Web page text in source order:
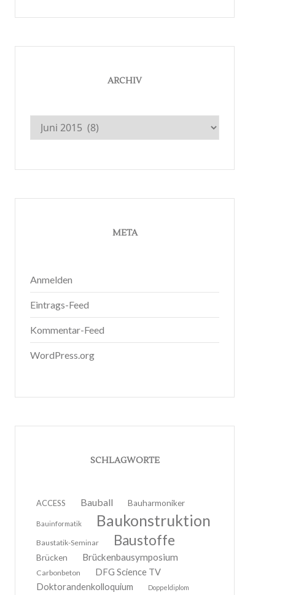
ARCHIV
Archiv
META
Anmelden
Eintrags-Feed
Kommentar-Feed
WordPress.org
SCHLAGWORTE
ACCESS Bauball Bauharmoniker
Bauinformatik Baukonstruktion
Baustatik-Seminar Baustoffe
Brücken Brückenbausymposium
Carbonbeton
DFG Science TV
Doktorandenkolloquium
Doppeldiplom